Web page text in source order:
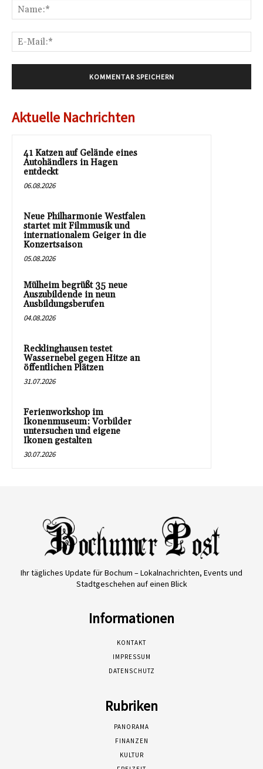
Aktuelle Nachrichten
41 Katzen auf Gelände eines
Autohändlers in Hagen
entdeckt
06.08.2026
Neue Philharmonie Westfalen
startet mit Filmmusik und
internationalem Geiger in die
Konzertsaison
05.08.2026
Mülheim begrüßt 35 neue
Auszubildende in neun
Ausbildungsberufen
04.08.2026
Recklinghausen testet
Wassernebel gegen Hitze an
öffentlichen Plätzen
31.07.2026
Ferienworkshop im
Ikonenmuseum: Vorbilder
untersuchen und eigene
Ikonen gestalten
30.07.2026
Ihr tägliches Update für Bochum – Lokalnachrichten, Events und
Stadtgeschehen auf einen Blick
Informationen
KONTAKT
IMPRESSUM
DATENSCHUTZ
Rubriken
PANORAMA
FINANZEN
KULTUR